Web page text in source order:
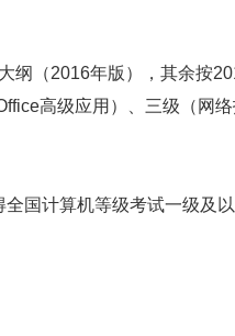
（2016年版），其余按
高级应用）、三级（网
计算机等级考试一级及